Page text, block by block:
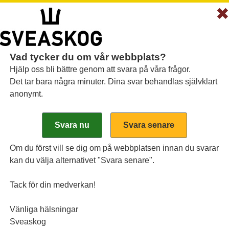
öppnar nya dörrar
sedan startade som ett småskaligt snickeri i
leverantör för den japanska
av Stenvalls Trä till lamina för
✖
Vad tycker du om vår webbplats?
Hjälp oss bli bättre genom att svara på våra frågor.
Det tar bara några minuter. Dina svar behandlas självklart
anonymt.
Om du först vill se dig om på webbplatsen innan du svarar
kan du välja alternativet "Svara senare".
Tack för din medverkan!
Vänliga hälsningar
Sveaskog